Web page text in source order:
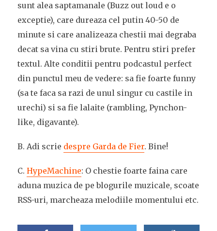
sunt alea saptamanale (Buzz out loud e o
exceptie), care dureaza cel putin 40-50 de
minute si care analizeaza chestii mai degraba
decat sa vina cu stiri brute. Pentru stiri prefer
textul. Alte conditii pentru podcastul perfect
din punctul meu de vedere: sa fie foarte funny
(sa te faca sa razi de unul singur cu castile in
urechi) si sa fie lalaite (rambling, Pynchon-
like, digavante).
B. Adi scrie despre Garda de Fier. Bine!
C. HypeMachine: O chestie foarte faina care
aduna muzica de pe blogurile muzicale, scoate
RSS-uri, marcheaza melodiile momentului etc.